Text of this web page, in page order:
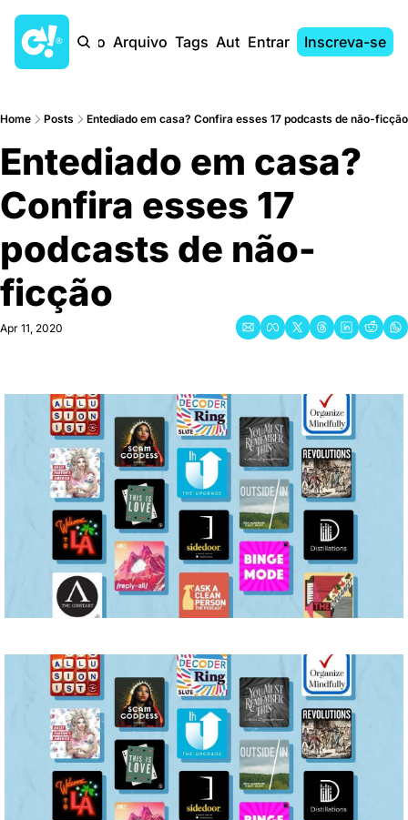
Início Arquivo Tags AutoresEntrar Inscreva-se
Home Posts Entediado em casa? Confira esses 17 podcasts de não-ficção
Entediado em casa?
Confira esses 17
podcasts de não-
ficção
Apr 11, 2020